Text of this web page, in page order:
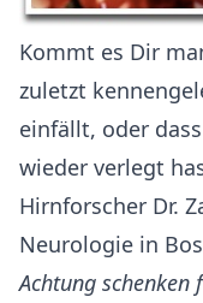
Kommt es Dir
zuletzt
einfällt, oder
wieder verlegt
Hirnforscher Dr.
Neurologie in
Achtung